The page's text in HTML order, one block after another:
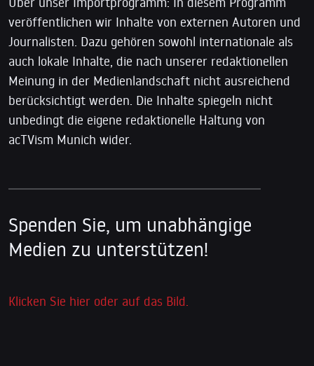
veröffentlichen wir Inhalte von externen Autoren und
Journalisten. Dazu gehören sowohl internationale als
auch lokale Inhalte, die nach unserer redaktionellen
Meinung in der Medienlandschaft nicht ausreichend
berücksichtigt werden. Die Inhalte spiegeln nicht
unbedingt die eigene redaktionelle Haltung von
acTVism Munich wider.
Spenden Sie, um unabhängige
Medien zu unterstützen!
Klicken Sie hier oder auf das Bild.